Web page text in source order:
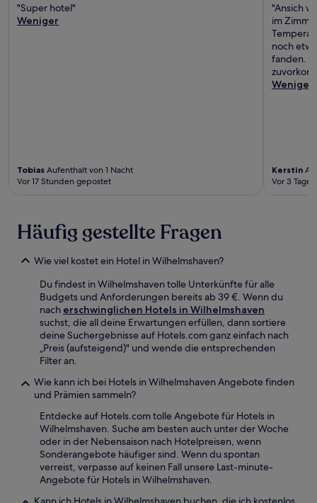
"Super hotel"
Weniger
Tobias Aufenthalt von 1 Nacht
Vor 17 Stunden gepostet
"Ansich
im
noch
fanden.
Weniger
Kerstin
Vor 3
Häufig gestellte Fragen
Wie viel kostet ein Hotel in Wilhelmshaven?
Du findest in Wilhelmshaven tolle Unterkünfte für alle
Budgets und Anforderungen bereits ab 39 €. Wenn du
nach erschwinglichen Hotels in Wilhelmshaven
suchst, die all deine Erwartungen erfüllen, dann sortiere
deine Suchergebnisse auf Hotels.com ganz einfach nach
„Preis (aufsteigend)" und wende die entsprechenden
Filter an.
Wie kann ich bei Hotels in Wilhelmshaven Angebote finden
und Prämien sammeln?
Entdecke auf Hotels.com tolle Angebote für Hotels in
Wilhelmshaven. Suche am besten auch unter der Woche
oder in der Nebensaison nach Hotelpreisen, wenn
Sonderangebote häufiger sind. Wenn du spontan
verreist, verpasse auf keinen Fall unsere Last-minute-
Angebote für Hotels in Wilhelmshaven.